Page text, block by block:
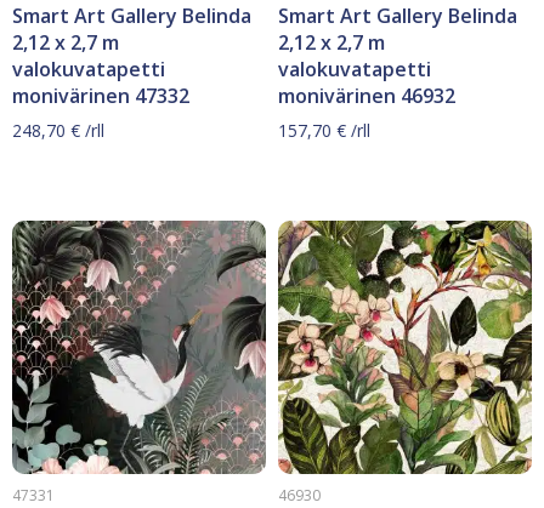
Smart Art Gallery Belinda
2,12 x 2,7 m
valokuvatapetti
monivärinen 47332
248,70 € /rll
Smart Art Gallery Belinda
2,12 x 2,7 m
valokuvatapetti
monivärinen 46932
157,70 € /rll
47331 46930